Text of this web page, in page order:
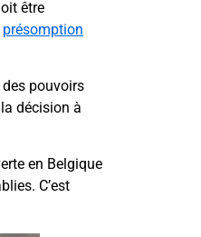
être
présomption
pouvoirs
décision à
en Belgique
C’est